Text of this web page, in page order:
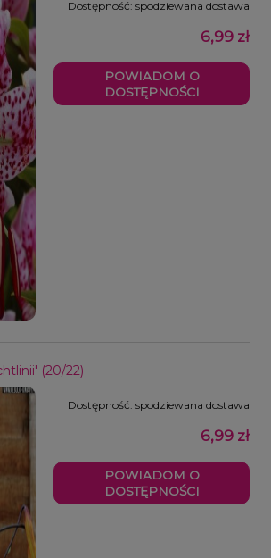
Dostępność: spodziewana dostawa
6,99 zł
POWIADOM O
DOSTĘPNOŚCI
(20/22)
Dostępność: spodziewana dostawa
6,99 zł
POWIADOM O
DOSTĘPNOŚCI